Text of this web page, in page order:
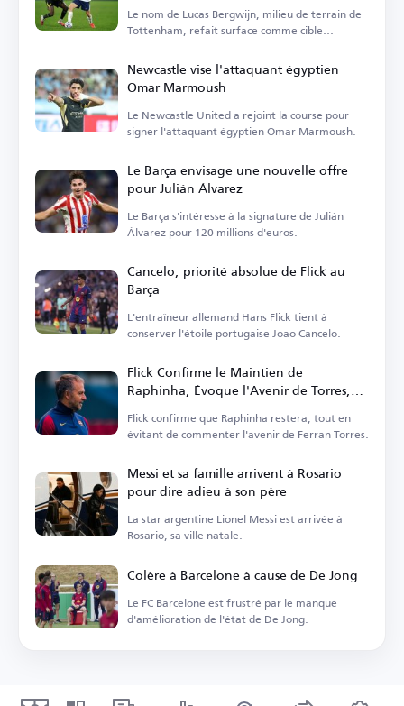
Le nom de Lucas Bergwijn, milieu de terrain de
Tottenham, refait surface comme cible
Newcastle vise l'attaquant égyptien
Omar Marmoush
Le Newcastle United a rejoint la course pour
signer l'attaquant égyptien Omar Marmoush.
Le Barça envisage une nouvelle offre
pour Julián Álvarez
Le Barça s'intéresse à la signature de Julián
Álvarez pour 120 millions d'euros.
Cancelo, priorité absolue de Flick au
Barça
L'entraîneur allemand Hans Flick tient à
conserver l'étoile portugaise Joao Cancelo.
Flick Confirme le Maintien de
Raphinha, Évoque l'Avenir de Torres,
Casado et Pedri
Flick confirme que Raphinha restera, tout en
évitant de commenter l'avenir de Ferran Torres.
Messi et sa famille arrivent à Rosario
pour dire adieu à son père
La star argentine Lionel Messi est arrivée à
Rosario, sa ville natale.
Colère à Barcelone à cause de De Jong
Le FC Barcelone est frustré par le manque
d'amélioration de l'état de De Jong.